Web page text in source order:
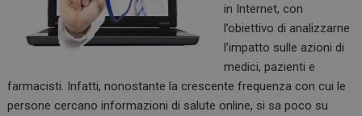
in Internet, con
l’obiettivo di analizzarne
l’impatto sulle azioni di
medici, pazienti e
farmacisti. Infatti, nonostante la crescente frequenza con cui le
persone cercano informazioni di salute online, si sa poco su